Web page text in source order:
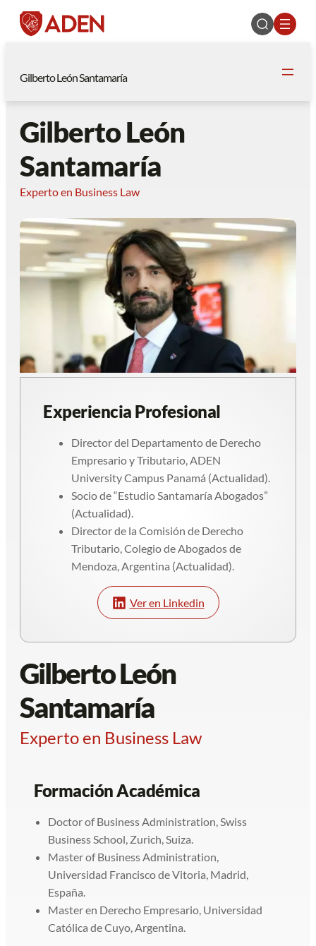
Gilberto León Santamaría
Gilberto León
Santamaría
Experto en Business Law
Experiencia Profesional
Director del Departamento de Derecho
Empresario y Tributario, ADEN
University Campus Panamá (Actualidad).
Socio de “Estudio Santamaría Abogados”
(Actualidad).
Director de la Comisión de Derecho
Tributario, Colegio de Abogados de
Mendoza, Argentina (Actualidad).
Ver en Linkedin
Gilberto León
Santamaría
Experto en Business Law
Formación Académica
Doctor of Business Administration, Swiss
Business School, Zurich, Suiza.
Master of Business Administration,
Universidad Francisco de Vitoria, Madrid,
España.
Master en Derecho Empresario, Universidad
Católica de Cuyo, Argentina.